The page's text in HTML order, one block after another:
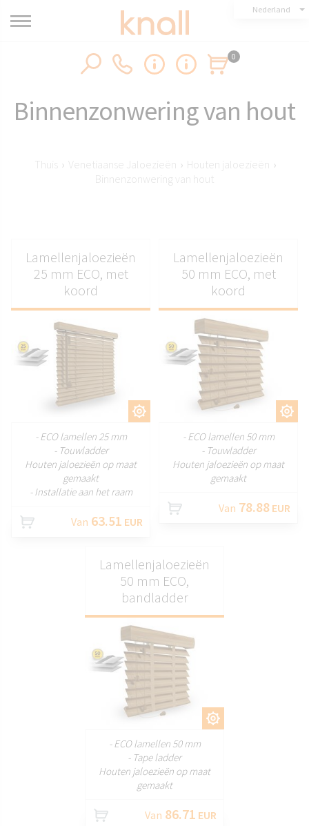
Nederland
0
Binnenzonwering van hout
Thuis › Venetiaanse Jaloezieën › Houten jaloezieën
›
Binnenzonwering van hout
Lamellenjaloezieën
25 mm ECO, met
koord
- ECO lamellen 25 mm
- Touwladder
Houten jaloezieën op maat
gemaakt
- Installatie aan het raam
Van 63.51 EUR
AANPASSEN
Lamellenjaloezieën
50 mm ECO, met
koord
- ECO lamellen 50 mm
- Touwladder
Houten jaloezieën op maat
gemaakt
Van 78.88 EUR
AANPASSEN
Lamellenjaloezieën
50 mm ECO,
bandladder
- ECO lamellen 50 mm
- Tape ladder
Houten jaloezieën op maat
gemaakt
Van 86.71 EUR